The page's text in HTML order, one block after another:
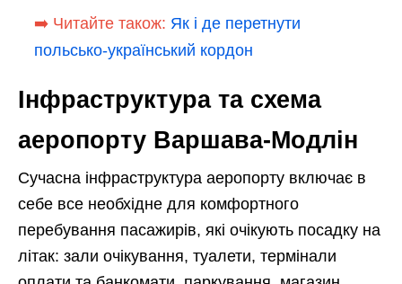
➡️ Читайте також: Як і де перетнути
польсько-український кордон
Інфраструктура та схема
аеропорту Варшава-Модлін
Сучасна інфраструктура аеропорту включає в
себе все необхідне для комфортного
перебування пасажирів, які очікують посадку на
літак: зали очікування, туалети, термінали